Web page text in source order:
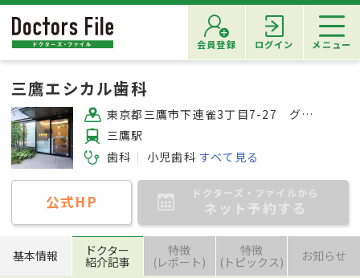
会員登録 ログイン メニュー
三鷹エシカル歯科
東京都三鷹市下連雀3丁目7-27 グリエヴェール1階
三鷹駅
歯科
小児歯科 すべて見る
公式HP ドクターズ・ファイルから
ネット予約する
基本情報 ドクター
紹介記事
特徴
(レポート)
特徴
(トピックス) お知らせ